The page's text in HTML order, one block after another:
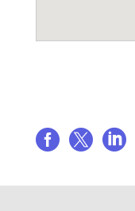
  